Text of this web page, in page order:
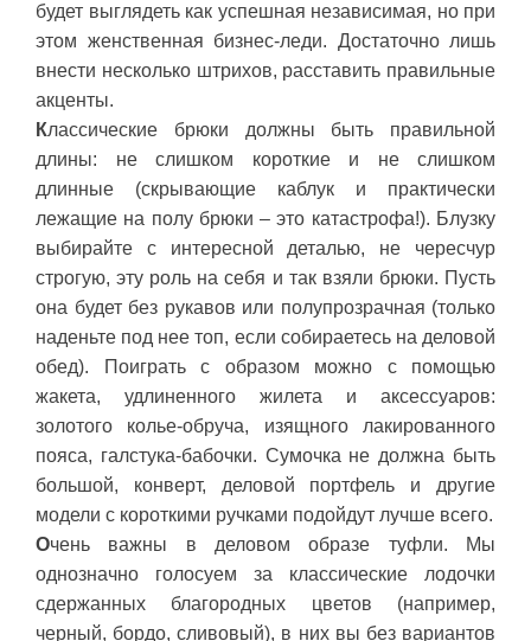
будет выглядеть как успешная независимая, но при
этом женственная бизнес-леди. Достаточно лишь
внести несколько штрихов, расставить правильные
акценты.
Классические брюки должны быть правильной
длины: не слишком короткие и не слишком
длинные (скрывающие каблук и практически
лежащие на полу брюки – это катастрофа!). Блузку
выбирайте с интересной деталью, не чересчур
строгую, эту роль на себя и так взяли брюки. Пусть
она будет без рукавов или полупрозрачная (только
наденьте под нее топ, если собираетесь на деловой
обед). Поиграть с образом можно с помощью
жакета, удлиненного жилета и аксессуаров:
золотого колье-обруча, изящного лакированного
пояса, галстука-бабочки. Сумочка не должна быть
большой, конверт, деловой портфель и другие
модели с короткими ручками подойдут лучше всего.
Очень важны в деловом образе туфли. Мы
однозначно голосуем за классические лодочки
сдержанных благородных цветов (например,
черный, бордо, сливовый), в них вы без вариантов